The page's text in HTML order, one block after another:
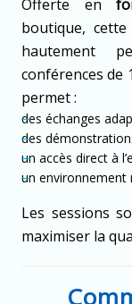
Offerte en
boutique,
hautement
conférences de
permet :
des échanges
des
un accès direct à
un environnement
Les sessions
maximiser la